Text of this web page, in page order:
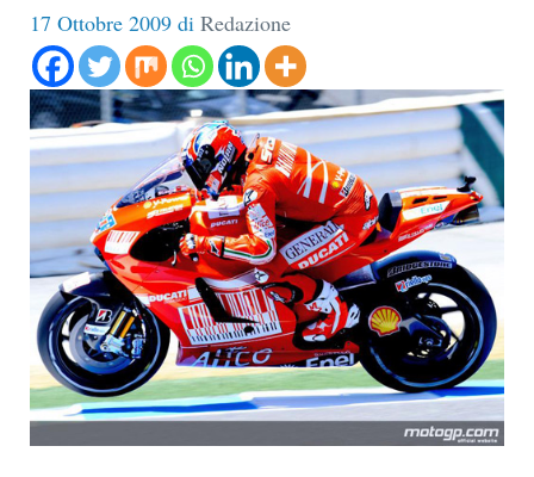
17 Ottobre 2009 di Redazione